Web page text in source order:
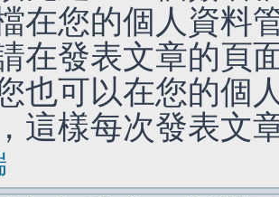
在您的個人資料
在發表文章的頁
也可以在您的個
這樣每次發表文